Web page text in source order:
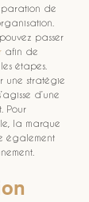
de
passer
afin de
étapes.
une stratégie
d’une
Pour
la marque
également